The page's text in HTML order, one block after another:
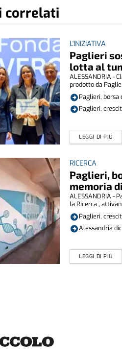
correlati
L'INIZIATIVA
Paglieri
lotta al
ALESSANDRIA -
prodotto da
LEGGI DI PIÚ
Paglieri,
Paglieri,
RICERCA
Paglieri,
memoria
ALESSANDRIA -
la Ricerca ,
LEGGI DI PIÚ
Paglieri,
Alessandria